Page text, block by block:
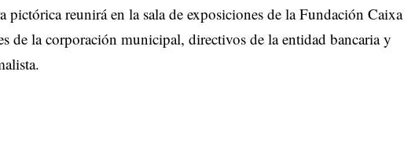
pictórica reunirá en la sala de exposiciones de la Fundación Caixa
de la corporación municipal, directivos de la entidad bancaria y